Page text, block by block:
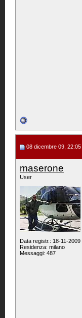
08 dicembre 09, 22:05
maserone
User
Data registr.: 18-11-2009
Residenza: milano
Messaggi: 487